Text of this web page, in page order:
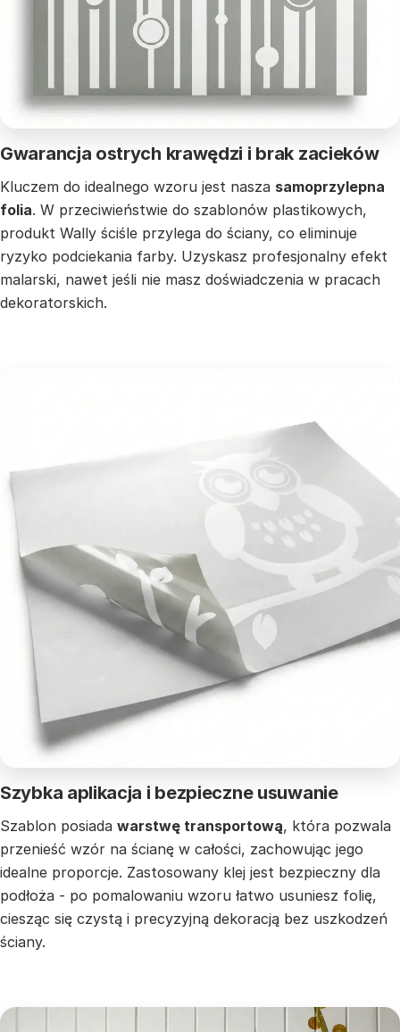
Gwarancja ostrych krawędzi i brak zacieków
Kluczem do idealnego wzoru jest nasza samoprzylepna
folia. W przeciwieństwie do szablonów plastikowych,
produkt Wally ściśle przylega do ściany, co eliminuje
ryzyko podciekania farby. Uzyskasz profesjonalny efekt
malarski, nawet jeśli nie masz doświadczenia w pracach
dekoratorskich.
Szybka aplikacja i bezpieczne usuwanie
Szablon posiada warstwę transportową, która pozwala
przenieść wzór na ścianę w całości, zachowując jego
idealne proporcje. Zastosowany klej jest bezpieczny dla
podłoża - po pomalowaniu wzoru łatwo usuniesz folię,
ciesząc się czystą i precyzyjną dekoracją bez uszkodzeń
ściany.